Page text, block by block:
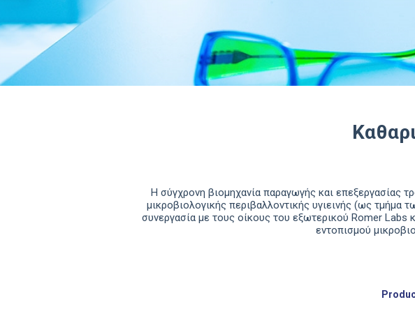
Η σύγχρονη βιομηχανία παραγωγής και επεξεργασίας
μικροβιολογικής περιβαλλοντικής υγιεινής (ως
συνεργασία με τους οίκους του εξωτερικού Romer
εντοπισμού